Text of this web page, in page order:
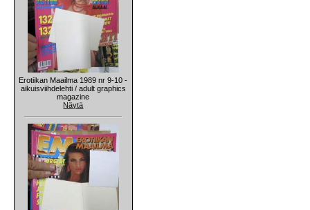
Erotiikan Maailma 1989 nr 9-10 -
aikuisviihdelehti / adult graphics
magazine
Näytä